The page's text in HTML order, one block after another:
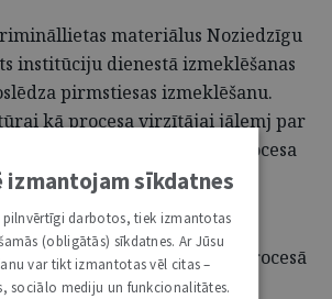
materiālus Noziedzīgu
institūciju dienestā izmeklēšanas
pirmstiesas izmeklēšanu.
kā procesa virzītājai jālemj par
decembrī uzsāktā kriminālprocesa
prokuratūras
par sadarbību un kriminālprocesā
kriminālprocesuālo
izmantojam sīkdatnes
pilnvērtīgi darbotos, tiek izmantotas
(obligātās) sīkdatnes. Ar Jūsu
var tikt izmantotas vēl citas –
sociālo mediju un funkcionalitātes.